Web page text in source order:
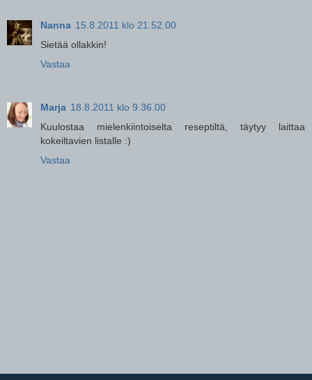
Nanna 15.8.2011 klo 21.52.00
Sietää ollakkin!
Vastaa
Marja 18.8.2011 klo 9.36.00
Kuulostaa mielenkiintoiselta reseptiltä, täytyy laittaa
kokeiltavien listalle :)
Vastaa